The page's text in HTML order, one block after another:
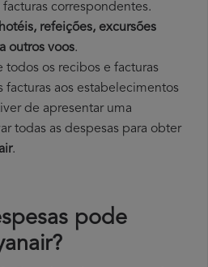
correspondentes.
hotéis, refeições, excursões
outros voos.
os recibos e facturas
facturas aos estabelecimentos
de apresentar uma
todas as despesas para obter
.
pode